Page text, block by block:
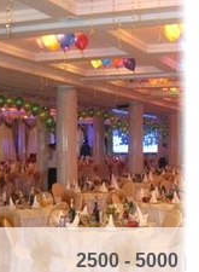
2500 - 5000